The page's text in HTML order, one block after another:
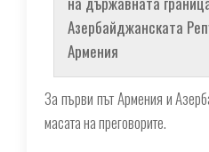
Азербайджанската
Армения
За първи път Армения и
масата на преговорите.